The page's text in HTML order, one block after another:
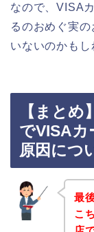
なので、VISA
るのおめぐ実
いないのかもし
【まと
でVISAカ
原因につ
最
こ